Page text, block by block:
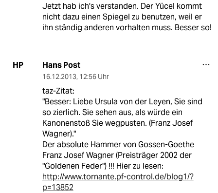
Jetzt hab ich's verstanden. Der Yücel kommt
nicht dazu einen Spiegel zu benutzen, weil er
ihn ständig anderen vorhalten muss. Besser so!
HP Hans Post
16.12.2013, 12:56 Uhr
taz-Zitat:
"Besser: Liebe Ursula von der Leyen, Sie sind
so zierlich. Sie sehen aus, als würde ein
Kanonenstoß Sie wegpusten. (Franz Josef
Wagner)."
Der absolute Hammer von Gossen-Goethe
Franz Josef Wagner (Preisträger 2002 der
"Goldenen Feder") !!! Hier zu lesen:
http://www.tornante.pf-control.de/blog1/?
p=13852